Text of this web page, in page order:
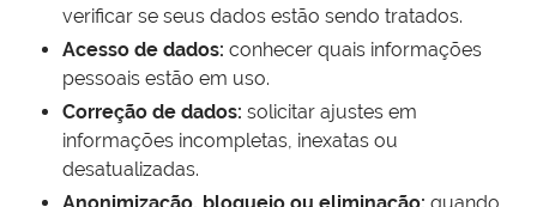
verificar se seus dados estão sendo tratados.
Acesso de dados: conhecer quais informações
pessoais estão em uso.
Correção de dados: solicitar ajustes em
informações incompletas, inexatas ou
desatualizadas.
Anonimização, bloqueio ou eliminação: quando